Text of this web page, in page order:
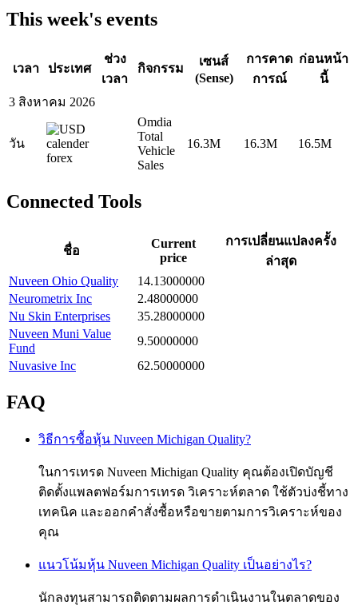
This week's events
เวลา ประเทศ
ช่วง
เวลา
กิจกรรม
เซนส์
(Sense)
การคาด
การณ์
ก่อนหน้า
นี้
3 สิงหาคม 2026
วัน
Omdia
Total
Vehicle
Sales
16.3M 16.3M 16.5M
Connected Tools
ชื่อ
Current
price
การเปลี่ยนแปลงครั้ง
ล่าสุด
Nuveen Ohio Quality
14.13000000
Neurometrix Inc
2.48000000
Nu Skin Enterprises
35.28000000
Nuveen Muni Value
Fund
9.50000000
Nuvasive Inc
62.50000000
FAQ
วิธีการซื้อหุ้น Nuveen Michigan Quality?
ในการเทรด Nuveen Michigan Quality คุณต้องเปิดบัญชี
ติดตั้งแพลตฟอร์มการเทรด วิเคราะห์ตลาด ใช้ตัวบ่งชี้ทาง
เทคนิค และออกคำสั่งซื้อหรือขายตามการวิเคราะห์ของ
คุณ
แนวโน้มหุ้น Nuveen Michigan Quality เป็นอย่างไร?
นักลงทุนสามารถติดตามผลการดำเนินงานในตลาดของ